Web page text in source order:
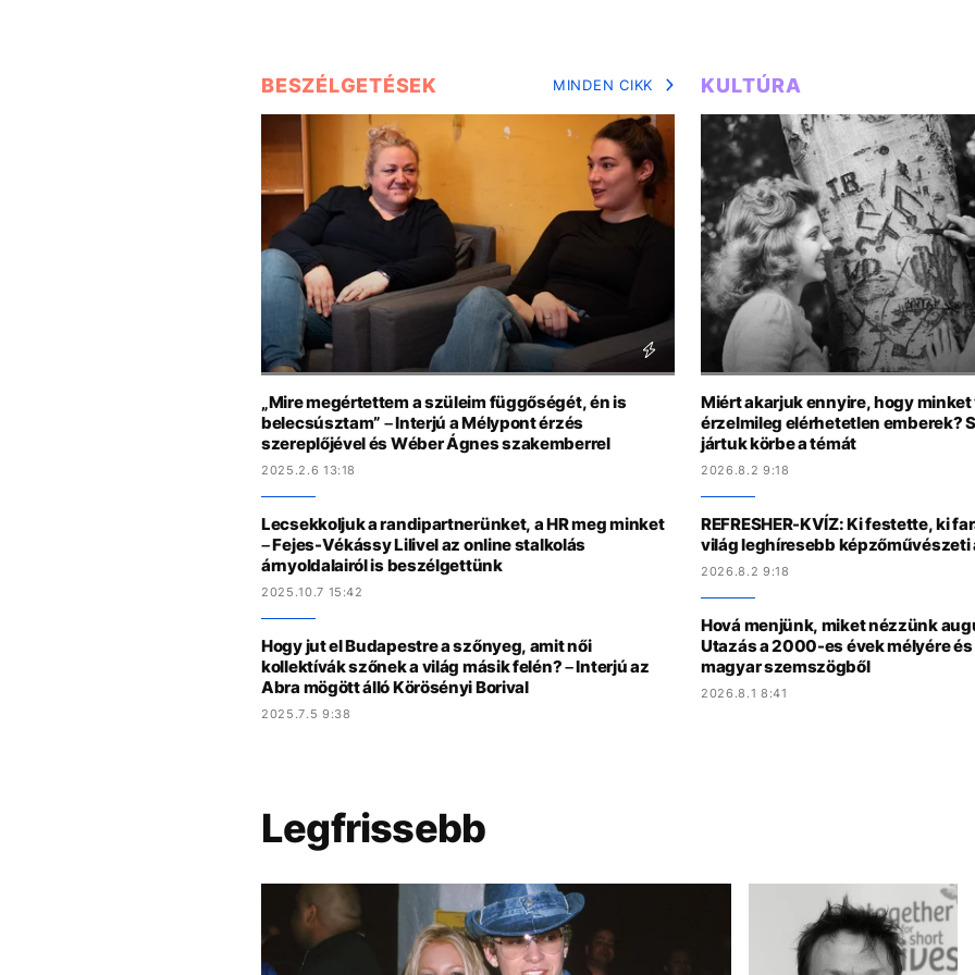
BESZÉLGETÉSEK MINDEN CIKK
„Mire megértettem a szüleim függőségét, én is
belecsúsztam” – Interjú a Mélypont érzés
szereplőjével és Wéber Ágnes szakemberrel
2025.2.6 13:18
Lecsekkoljuk a randipartnerünket, a HR meg minket
– Fejes-Vékássy Lilivel az online stalkolás
árnyoldalairól is beszélgettünk
2025.10.7 15:42
Hogy jut el Budapestre a szőnyeg, amit női
kollektívák szőnek a világ másik felén? – Interjú az
Abra mögött álló Körösényi Borival
2025.7.5 9:38
KULTÚRA
Miért akarjuk ennyire, hogy
érzelmileg elérhetetlen emberek?
jártuk körbe a témát
2026.8.2 9:18
REFRESHER-KVÍZ: Ki festette, ki
világ leghíresebb képzőművészeti
2026.8.2 9:18
Hová menjünk, miket nézzünk
Utazás a 2000-es évek mélyére és
magyar szemszögből
2026.8.1 8:41
Legfrissebb